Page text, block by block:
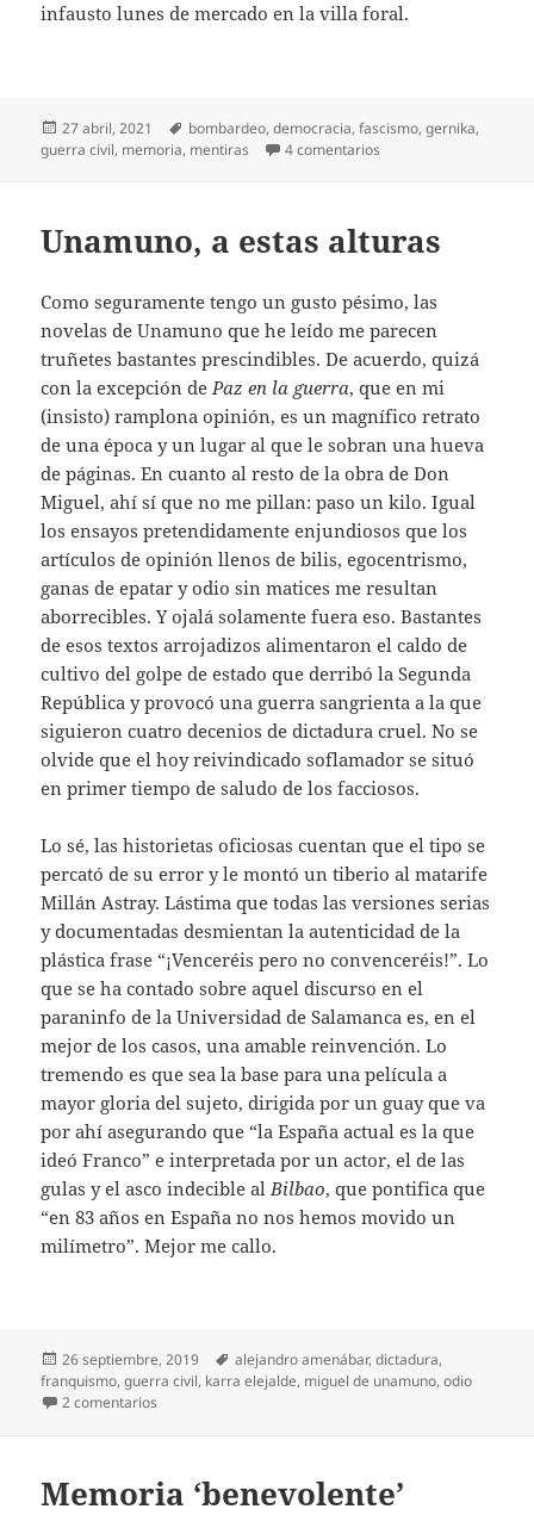
infausto lunes de mercado en la villa foral.
Publicado
el
27 abril, 2021 Etiquetas
bombardeo,democracia,fascismo,gernika,
guerra civil, memoria, mentiras 4 comentarios
Unamuno, a estas alturas
Como seguramente tengo un gusto pésimo, las
novelas de Unamuno que he leído me parecen
truñetes bastantes prescindibles. De acuerdo, quizá
con la excepción de Paz en la guerra, que en mi
(insisto) ramplona opinión, es un magnífico retrato
de una época y un lugar al que le sobran una hueva
de páginas. En cuanto al resto de la obra de Don
Miguel, ahí sí que no me pillan: paso un kilo. Igual
los ensayos pretendidamente enjundiosos que los
artículos de opinión llenos de bilis, egocentrismo,
ganas de epatar y odio sin matices me resultan
aborrecibles. Y ojalá solamente fuera eso. Bastantes
de esos textos arrojadizos alimentaron el caldo de
cultivo del golpe de estado que derribó la Segunda
República y provocó una guerra sangrienta a la que
siguieron cuatro decenios de dictadura cruel. No se
olvide que el hoy reivindicado soflamador se situó
en primer tiempo de saludo de los facciosos.
Lo sé, las historietas oficiosas cuentan que el tipo se
percató de su error y le montó un tiberio al matarife
Millán Astray. Lástima que todas las versiones serias
y documentadas desmientan la autenticidad de la
plástica frase “¡Venceréis pero no convenceréis!”. Lo
que se ha contado sobre aquel discurso en el
paraninfo de la Universidad de Salamanca es, en el
mejor de los casos, una amable reinvención. Lo
tremendo es que sea la base para una película a
mayor gloria del sujeto, dirigida por un guay que va
por ahí asegurando que “la España actual es la que
ideó Franco” e interpretada por un actor, el de las
gulas y el asco indecible al Bilbao, que pontifica que
“en 83 años en España no nos hemos movido un
milímetro”. Mejor me callo.
Publicado
el
26 septiembre, 2019 Etiquetas
alejandro amenábar,dictadura,
franquismo,guerra civil, karra elejalde, miguel de unamuno,odio
2 comentarios
Memoria ‘benevolente’